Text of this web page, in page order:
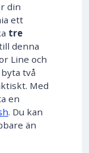
din
ett
tre
denna
Line och
två
Med
en
. Du kan
än